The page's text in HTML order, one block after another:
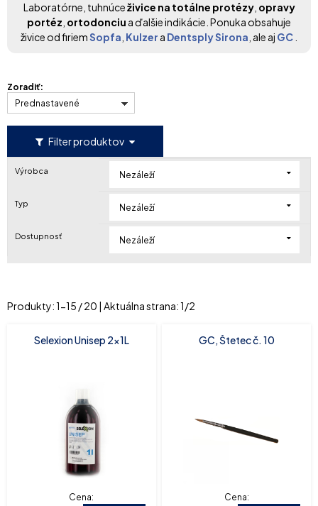
Laboratórne, tuhnúceživice na totálne protézy, opravy
portéz ortodonciu a ďalšie indikácie. Ponuka obsahuje
živice od firiemSopfa Kulzer a Dentsply Sirona , ale aj GC
Filter produktov
Zoradiť:
Prednastavené
Výrobca Nezáleží
Typ Nezáleží
Dostupnosť Nezáleží
Produkty:1-15 /20 | Aktuálna strana:1/2
Selexion Unisep 2x1L
Cena:
GC, Štetec č. 10
Cena: